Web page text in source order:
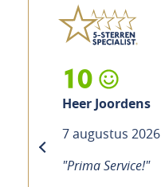
10
Heer Joordens
7 augustus 2026
"Prima Service!"